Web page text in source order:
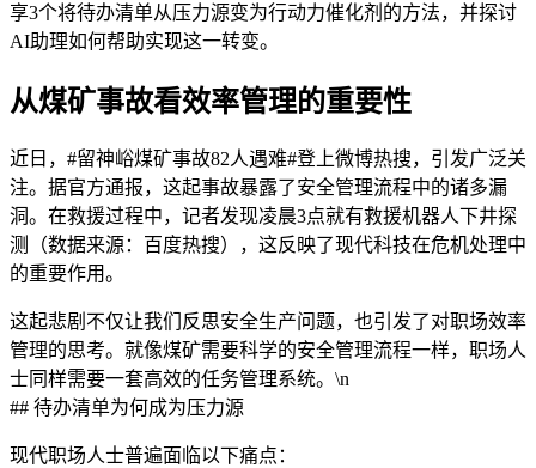
享3个将待办清单从压力源变为行动力催化剂的方法，并探讨
AI助理如何帮助实现这一转变。
从煤矿事故看效率管理的重要性
近日，#留神峪煤矿事故82人遇难#登上微博热搜，引发广泛关
注。据官方通报，这起事故暴露了安全管理流程中的诸多漏
洞。在救援过程中，记者发现凌晨3点就有救援机器人下井探
测（数据来源：百度热搜），这反映了现代科技在危机处理中
的重要作用。
这起悲剧不仅让我们反思安全生产问题，也引发了对职场效率
管理的思考。就像煤矿需要科学的安全管理流程一样，职场人
士同样需要一套高效的任务管理系统。\n
## 待办清单为何成为压力源
现代职场人士普遍面临以下痛点：